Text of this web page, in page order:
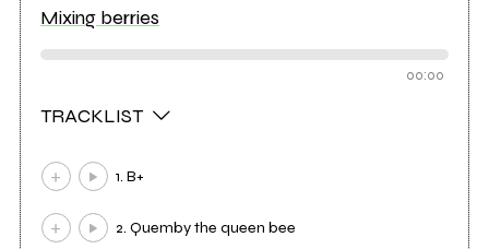
Mixing berries
00:00
TRACKLIST
1. B+
2. Quemby the queen bee